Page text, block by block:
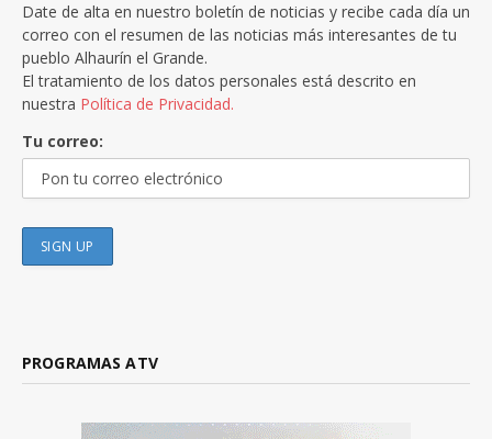
Date de alta en nuestro boletín de noticias y recibe cada día un
correo con el resumen de las noticias más interesantes de tu
pueblo Alhaurín el Grande.
El tratamiento de los datos personales está descrito en
nuestra Política de Privacidad.
Tu correo:
PROGRAMAS ATV